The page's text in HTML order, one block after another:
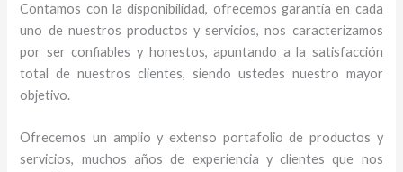
Contamos con la disponibilidad, ofrecemos garantía en cada
uno de nuestros productos y servicios, nos caracterizamos
por ser confiables y honestos, apuntando a la satisfacción
total de nuestros clientes, siendo ustedes nuestro mayor
objetivo.
Ofrecemos un amplio y extenso portafolio de productos y
servicios, muchos años de experiencia y clientes que nos